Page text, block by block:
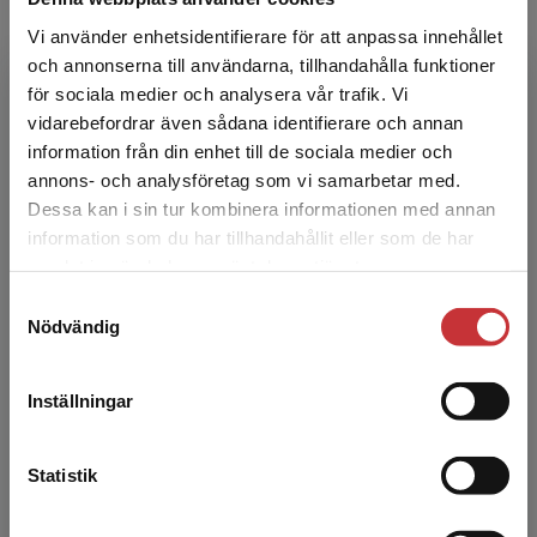
Vi använder enhetsidentifierare för att anpassa innehållet
och annonserna till användarna, tillhandahålla funktioner
för sociala medier och analysera vår trafik. Vi
vidarebefordrar även sådana identifierare och annan
information från din enhet till de sociala medier och
annons- och analysföretag som vi samarbetar med.
Dessa kan i sin tur kombinera informationen med annan
information som du har tillhandahållit eller som de har
Nödvändig
Inställningar
Statistik
Begränsad fraktregion
Det verkar som att du besöker
studentlitteratur.se via en enhet utanför Sverige.
Vi erbjuder inte leveranser utanför Sverige. För
att kunna slutföra ett köp måste
Bolånerådgivare ska i dag licensieras hos
SwedSec för att säkerställa en
branschgemensam kompetens och öka
konsumentskyddet. Faktaboken Bolån ger ...
305 krinkl. moms
Exkl. moms: 288 kr
Bolån - Övningsbok med lösningar
branschgemensam kompetens och öka